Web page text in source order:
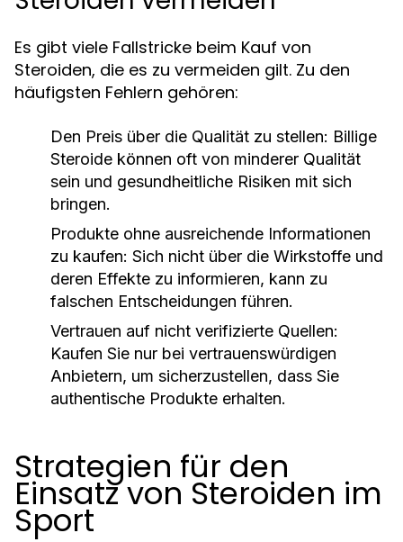
Es gibt viele Fallstricke beim Kauf von
Steroiden, die es zu vermeiden gilt. Zu den
häufigsten Fehlern gehören:
Den Preis über die Qualität zu stellen: Billige
Steroide können oft von minderer Qualität
sein und gesundheitliche Risiken mit sich
bringen.
Produkte ohne ausreichende Informationen
zu kaufen: Sich nicht über die Wirkstoffe und
deren Effekte zu informieren, kann zu
falschen Entscheidungen führen.
Vertrauen auf nicht verifizierte Quellen:
Kaufen Sie nur bei vertrauenswürdigen
Anbietern, um sicherzustellen, dass Sie
authentische Produkte erhalten.
Strategien für den
Einsatz von Steroiden im
Sport